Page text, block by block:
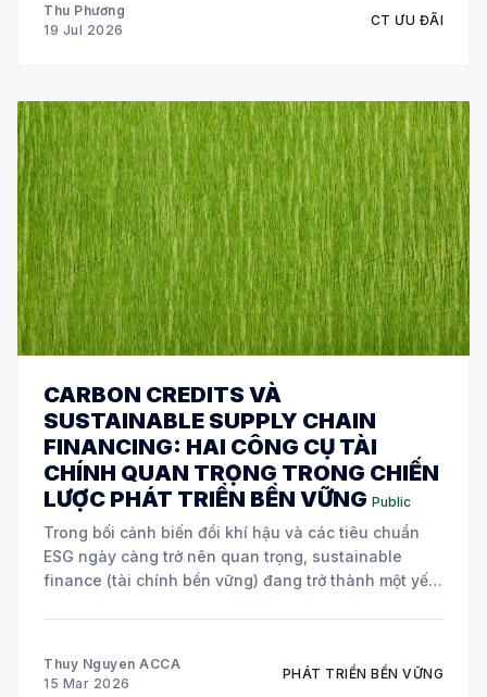
Thu Phương
19 Jul 2026
CT ƯU ĐÃI
CARBON CREDITS VÀ
SUSTAINABLE SUPPLY CHAIN
FINANCING: HAI CÔNG CỤ TÀI
CHÍNH QUAN TRỌNG TRONG CHIẾN
LƯỢC PHÁT TRIỂN BỀN VỮNG Public
Trong bối cảnh biến đổi khí hậu và các tiêu chuẩn
ESG ngày càng trở nên quan trọng, sustainable
finance (tài chính bền vững) đang trở thành một yếu
Thuy Nguyen ACCA
15 Mar 2026
PHÁT TRIỂN BỀN VỮNG